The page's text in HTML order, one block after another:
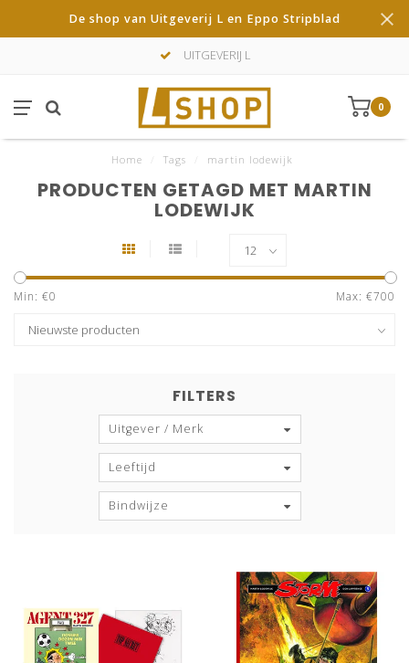
De shop van Uitgeverij L en Eppo Stripblad
UITGEVERIJ L
0
Home Tags martin lodewijk
PRODUCTEN GETAGD MET MARTIN
LODEWIJK
Min: €0 Max: €700
FILTERS
Uitgever / Merk
Leeftijd
Bindwijze